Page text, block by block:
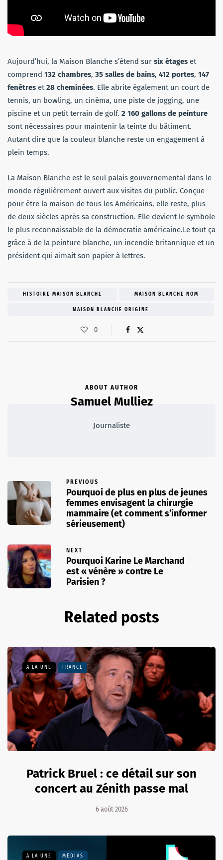
Aujourd’hui, la Maison Blanche s’étend sur six étages et
comprend 132 chambres, 35 salles de bains, 412 portes, 147
fenêtres et28 cheminées. Elle abrite également un court de
tennis, un bowling, un cinéma, une piste de jogging, une
piscine et un petit terrain de golf. 2 160 gallons de peinture
sont nécessaires pour maintenir la teinte du bâtiment.
Autant dire que la couleur blanche reste un engagement à
plein temps.
La Maison Blanche est le seul palais gouvernemental dans le
monde régulièrement ouvert aux visites du public. Conçue
pour être la maison de tous les Américains, elle reste, plus
de deux siècles après sa construction. Elle devient le symbole
le plus reconnaissable de la démocratie américaine.Le tout ça
grâce à de la peinture blanche, un incendie britannique et un
président qui aimait son papier à lettres.
HISTOIRE MAISON BLANCHE MAISON BLANCHE NOM
MAISON BLANCHE ORIGINE
0
ABOUT AUTHOR
Samuel Mulliez
Journaliste
PREVIOUS
Pourquoi de plus en plus de jeunes
femmes envisagent la chirurgie
mammaire (et comment s’informer
sérieusement)
NEXT
Pourquoi Karine Le Marchand
est « vénère » contre Le
Parisien ?
Related posts
A LA UNE FRANCE
Patrick Bruel : ce détail sur son
concert au Zénith passe mal
6 août 2026
A LA UNE MÉDIAS